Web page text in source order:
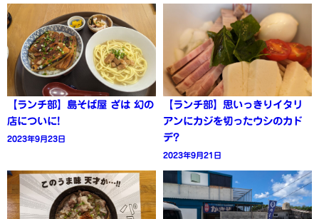
【ランチ部】島そば屋 ざは 幻の
店についに!
2023年9月23日
【ランチ部】思いっきりイタリ
アンにカジを切ったウシのカド
デ?
2023年9月21日